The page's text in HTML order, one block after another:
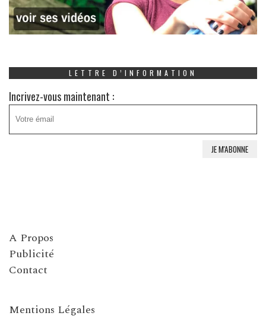
LETTRE D’INFORMATION
Incrivez-vous maintenant :
A Propos
Publicité
Contact
Mentions Légales